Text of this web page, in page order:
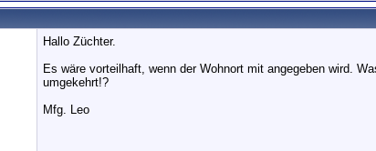
Hallo Züchter.
Es wäre vorteilhaft, wenn der Wohnort mit angegeben wird.
umgekehrt!?
Mfg. Leo